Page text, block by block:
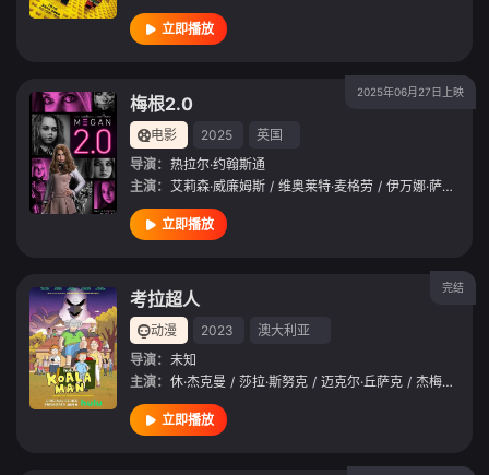
立即播放
2025年06月27日上映
梅根2.0
电影 2025
英国
导演： 热拉尔·约翰斯通
主演： 艾莉森·威廉姆斯 / 维奥莱特·麦格劳 / 伊万娜·萨赫诺
立即播放
完结
考拉超人
动漫 2023
澳大利亚
导演： 未知
主演： 休·杰克曼 / 莎拉·斯努克 / 迈克尔·丘萨克 / 杰梅奈·克莱门特
立即播放